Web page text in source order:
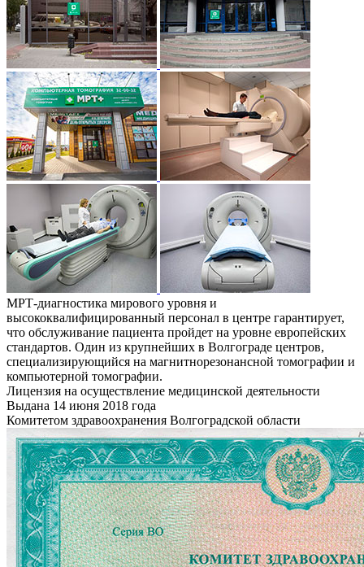
МРТ-диагностика мирового уровня и
высококвалифицированный персонал в центре гарантирует,
что обслуживание пациента пройдет на уровне европейских
стандартов. Один из крупнейших в Волгограде центров,
специализирующийся на магнитнорезонансной томографии и
компьютерной томографии.
Лицензия на осуществление медицинской деятельности
Выдана 14 июня 2018 года
Комитетом здравоохранения Волгоградской области